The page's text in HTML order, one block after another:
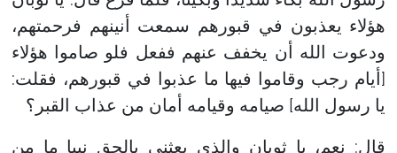
هؤلاء يعذبون في قبورهم سمعت أنينهم فرحمتهم،
ودعوت الله أن يخفف عنهم ففعل فلو صاموا هؤلاء
[أيام رجب وقاموا فيها ما عذبوا في قبورهم، فقلت:
يا رسول الله] صيامه وقيامه أمان من عذاب القبر؟
قال: نعم، يا ثوبان والذي بعثني بالحق نبيا ما من